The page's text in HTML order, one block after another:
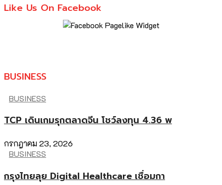
Like Us On Facebook
BUSINESS
BUSINESS
TCP เดินเกมรุกตลาดจีน โชว์ลงทุน 4.36 พ
กรกฎาคม 23, 2026
BUSINESS
กรุงไทยลุย Digital Healthcare เชื่อมกา